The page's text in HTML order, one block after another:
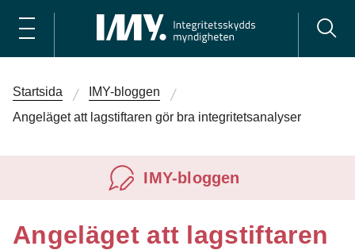
Startsida
IMY-bloggen
Angeläget att lagstiftaren gör bra integritetsanalyser
IMY-bloggen
Angeläget att lagstiftaren